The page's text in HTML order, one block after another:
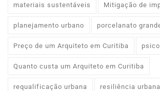
materiais sustentáveis Mitigação de
planejamento urbano porcelanato
Preço de um Arquiteto em Curitiba
Quanto custa um Arquiteto em Curitiba
requalificação urbana resiliência urbana